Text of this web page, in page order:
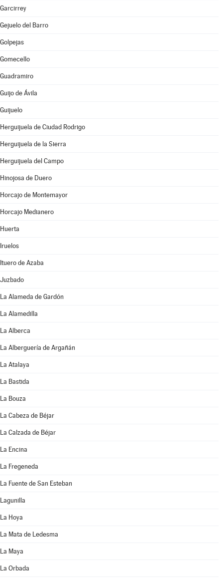
Garcirrey
Gejuelo del Barro
Golpejas
Gomecello
Guadramiro
Guijo de Ávila
Guijuelo
Herguijuela de Ciudad Rodrigo
Herguijuela de la Sierra
Herguijuela del Campo
Hinojosa de Duero
Horcajo de Montemayor
Horcajo Medianero
Huerta
Iruelos
Ituero de Azaba
Juzbado
La Alameda de Gardón
La Alamedilla
La Alberca
La Alberguería de Argañán
La Atalaya
La Bastida
La Bouza
La Cabeza de Béjar
La Calzada de Béjar
La Encina
La Fregeneda
La Fuente de San Esteban
Lagunilla
La Hoya
La Mata de Ledesma
La Maya
La Orbada